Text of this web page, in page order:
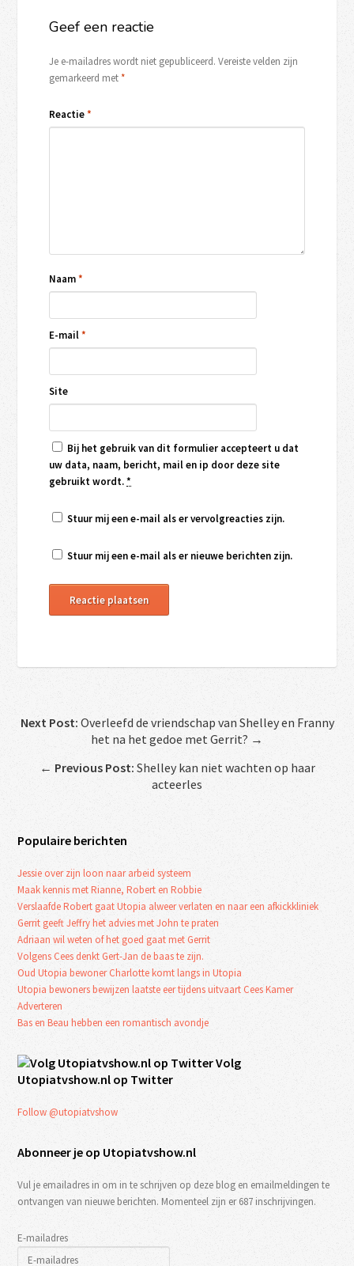
Geef een reactie
Je e-mailadres wordt niet gepubliceerd. Vereiste velden zijn
gemarkeerd met*
Reactie*
Naam*
E-mail*
Site
Bij het gebruik van dit formulier accepteert u dat
uw data, naam, bericht, mail en ip door deze site
gebruikt wordt.*
Stuur mij een e-mail als er vervolgreacties zijn.
Stuur mij een e-mail als er nieuwe berichten zijn.
Next Post: Overleefd de vriendschap van Shelley en Franny
het na het gedoe met Gerrit? →
← Previous Post: Shelley kan niet wachten op haar
acteerles
Populaire berichten
Jessie over zijn loon naar arbeid systeem
Maak kennis met Rianne, Robert en Robbie
Verslaafde Robert gaat Utopia alweer verlaten en naar een afkickkliniek
Gerrit geeft Jeffry het advies met John te praten
Adriaan wil weten of het goed gaat met Gerrit
Volgens Cees denkt Gert-Jan de baas te zijn.
Oud Utopia bewoner Charlotte komt langs in Utopia
Utopia bewoners bewijzen laatste eer tijdens uitvaart Cees Kamer
Adverteren
Bas en Beau hebben een romantisch avondje
Volg
Utopiatvshow.nl op Twitter
Follow @utopiatvshow
Abonneer je op Utopiatvshow.nl
Vul je emailadres in om in te schrijven op deze blog en emailmeldingen te
ontvangen van nieuwe berichten. Momenteel zijn er 687 inschrijvingen.
E-mailadres